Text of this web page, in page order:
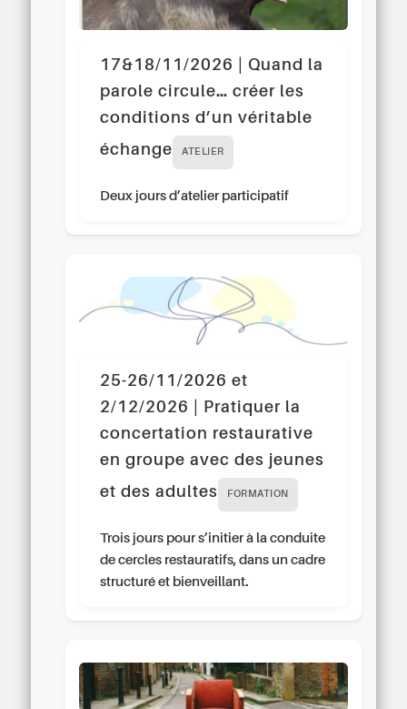
17&18/11/2026 | Quand la
parole circule… créer les
conditions d’un véritable
échange
ATELIER
Deux jours d’atelier participatif
25-26/11/2026 et
2/12/2026 | Pratiquer la
concertation restaurative
en groupe avec des jeunes
et des adultes
FORMATION
Trois jours pour s’initier à la conduite
de cercles restauratifs, dans un cadre
structuré et bienveillant.